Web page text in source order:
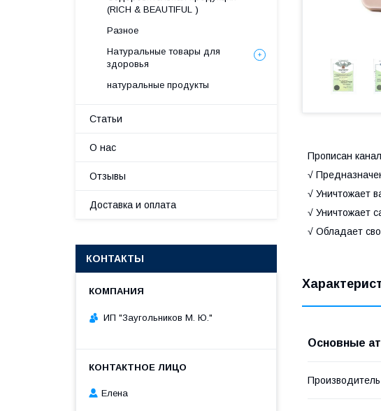
Прописан
√
√ Уничтожает
√ Уничтожает
√ Обладает
Основные
Производитель
(RICH & BEAUTIFUL )
Разное
Натуральные товары для
здоровья
натуральные продукты
Статьи
О нас
Отзывы
Доставка и оплата
КОНТАКТЫ
ИП "Заугольников М. Ю."
Елена